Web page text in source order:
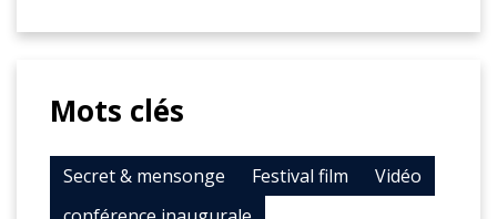
Mots clés
Secret & mensonge Festival film
Vidéo